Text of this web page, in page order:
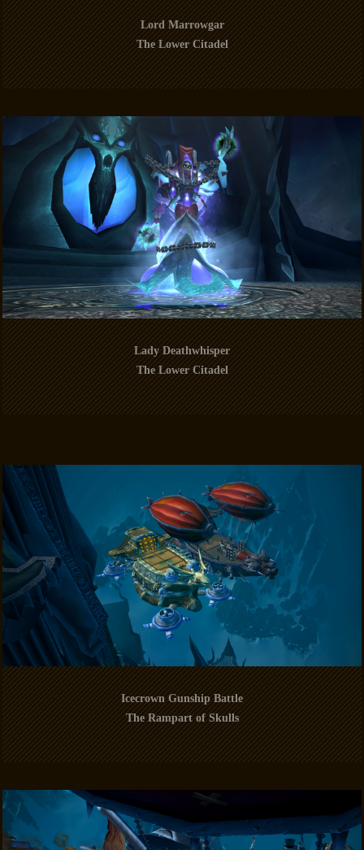
Lord Marrowgar
The Lower Citadel
Lady Deathwhisper
The Lower Citadel
Icecrown Gunship Battle
The Rampart of Skulls